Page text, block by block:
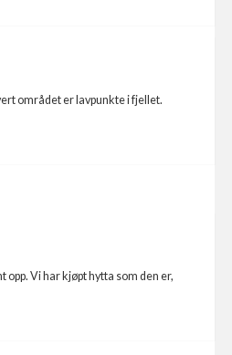
området er lavpunkte i fjellet.
opp. Vi har kjøpt hytta som den er,